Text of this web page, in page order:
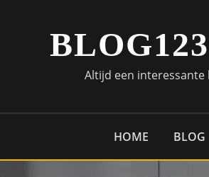
Altijd een interessante
HOME BLOG